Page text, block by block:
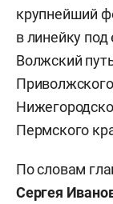
крупнейший
в линейку
Волжский
Пермского
По словам
Сергея